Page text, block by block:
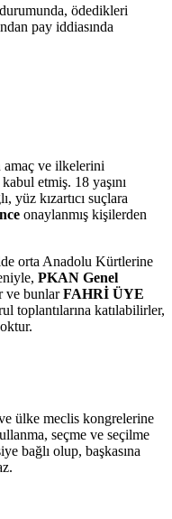
ödedikleri
pay iddiasında
ve ilkelerini
etmiş. 18 yaşını
yüz kızartıcı suçlara
onaylanmış kişilerden
orta Anadolu Kürtlerine
PKAN Genel
ve bunlarFAHRİ ÜYE
toplantılarına katılabilirler,
ülke meclis kongrelerine
seçme ve seçilme
bağlı olup, başkasına